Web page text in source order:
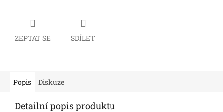
ZEPTAT SE SDÍLET
Popis Diskuze
Detailní popis produktu